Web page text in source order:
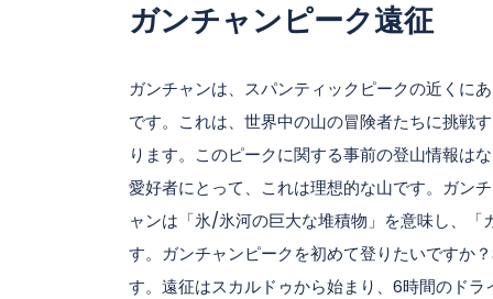
ガンチャンピーク遠征
ガンチャンは、スパンティックピークの近くに
です。これは、世界中の山の冒険者たちに挑戦
ります。このピークに関する事前の登山情報は
愛好者にとって、これは理想的な山です。ガン
ャンは「氷/氷河の巨大な堆積物」を意味し、
す。ガンチャンピークを初めて登りたいですか
す。遠征はスカルドゥから始まり、6時間のド